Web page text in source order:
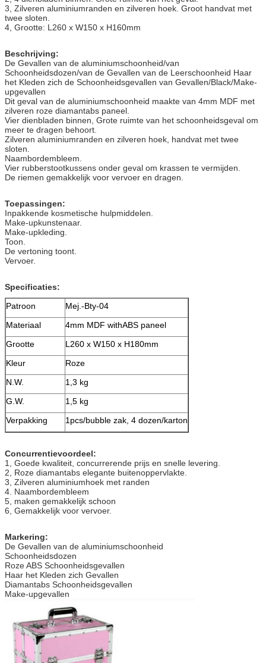
3, Zilveren aluminiumranden en zilveren hoek. Groot handvat met
twee sloten.
4, Grootte: L260 x W150 x H160mm
Beschrijving:
De Gevallen van de aluminiumschoonheid/van
Schoonheidsdozen/van de Gevallen van de Leerschoonheid Haar
het Kleden zich de Schoonheidsgevallen van Gevallen/Black/Make-
upgevallen
Dit geval van de aluminiumschoonheid maakte van 4mm MDF met
zilveren roze diamantabs paneel.
Vier dienbladen binnen, Grote ruimte van het schoonheidsgeval om
meer te dragen behoort.
Zilveren aluminiumranden en zilveren hoek, handvat met twee
sloten.
Naambordembleem.
Vier rubberstootkussens onder geval om krassen te vermijden.
De riemen gemakkelijk voor vervoer en dragen.
Toepassingen:
Inpakkende kosmetische hulpmiddelen.
Make-upkunstenaar.
Make-upkleding.
Toon.
De vertoning toont.
Vervoer.
Specificaties:
Patroon
Mej.-Bty-04
Materiaal
4mm MDF withABS paneel
Grootte
L260 x W150 x H180mm
Kleur
Roze
N.W.
1,3 kg
G.W.
1,5 kg
Verpakking
1pcs/bubble zak, 4 dozen/karton
Concurrentievoordeel:
1, Goede kwaliteit, concurrerende prijs en snelle levering.
2, Roze diamantabs elegante buitenoppervlakte.
3, Zilveren aluminiumhoek met randen
4. Naambordembleem
5, maken gemakkelijk schoon
6, Gemakkelijk voor vervoer.
Markering:
De Gevallen van de aluminiumschoonheid
Schoonheidsdozen
Roze ABS Schoonheidsgevallen
Haar het Kleden zich Gevallen
Diamantabs Schoonheidsgevallen
Make-upgevallen